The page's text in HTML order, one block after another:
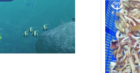
10kg / 짠
매 모델:
문: 20피
피트 컨
마자 TT
가능한
후 20일